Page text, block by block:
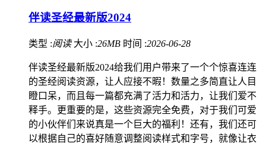
伴读圣经最新版2024
类型 :阅读 大小 :26MB 时间 :2026-06-28
伴读圣经最新版2024给我们用户带来了一个个惊喜连连
的圣经阅读资源，让人应接不暇！数量之多简直让人目
瞪口呆，而且每一篇都充满了活力和活力，让我们爱不
释手。更重要的是，这些资源完全免费，对于我们可爱
的小伙伴们来说真是一个巨大的福利！还有，我们还可
以根据自己的喜好随意调整阅读样式和字号，就像让衣